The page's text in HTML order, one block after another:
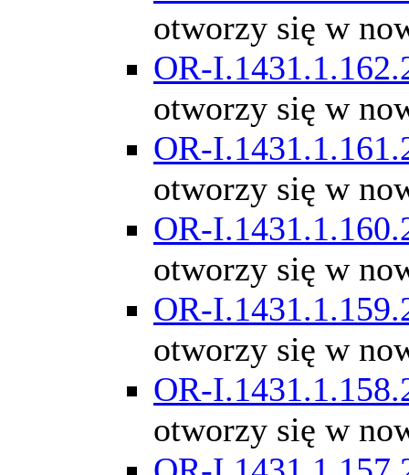
otworzy się w
OR-
otworzy się w
OR-
otworzy się w
OR-
otworzy się w
OR-
otworzy się w
OR-
otworzy się w